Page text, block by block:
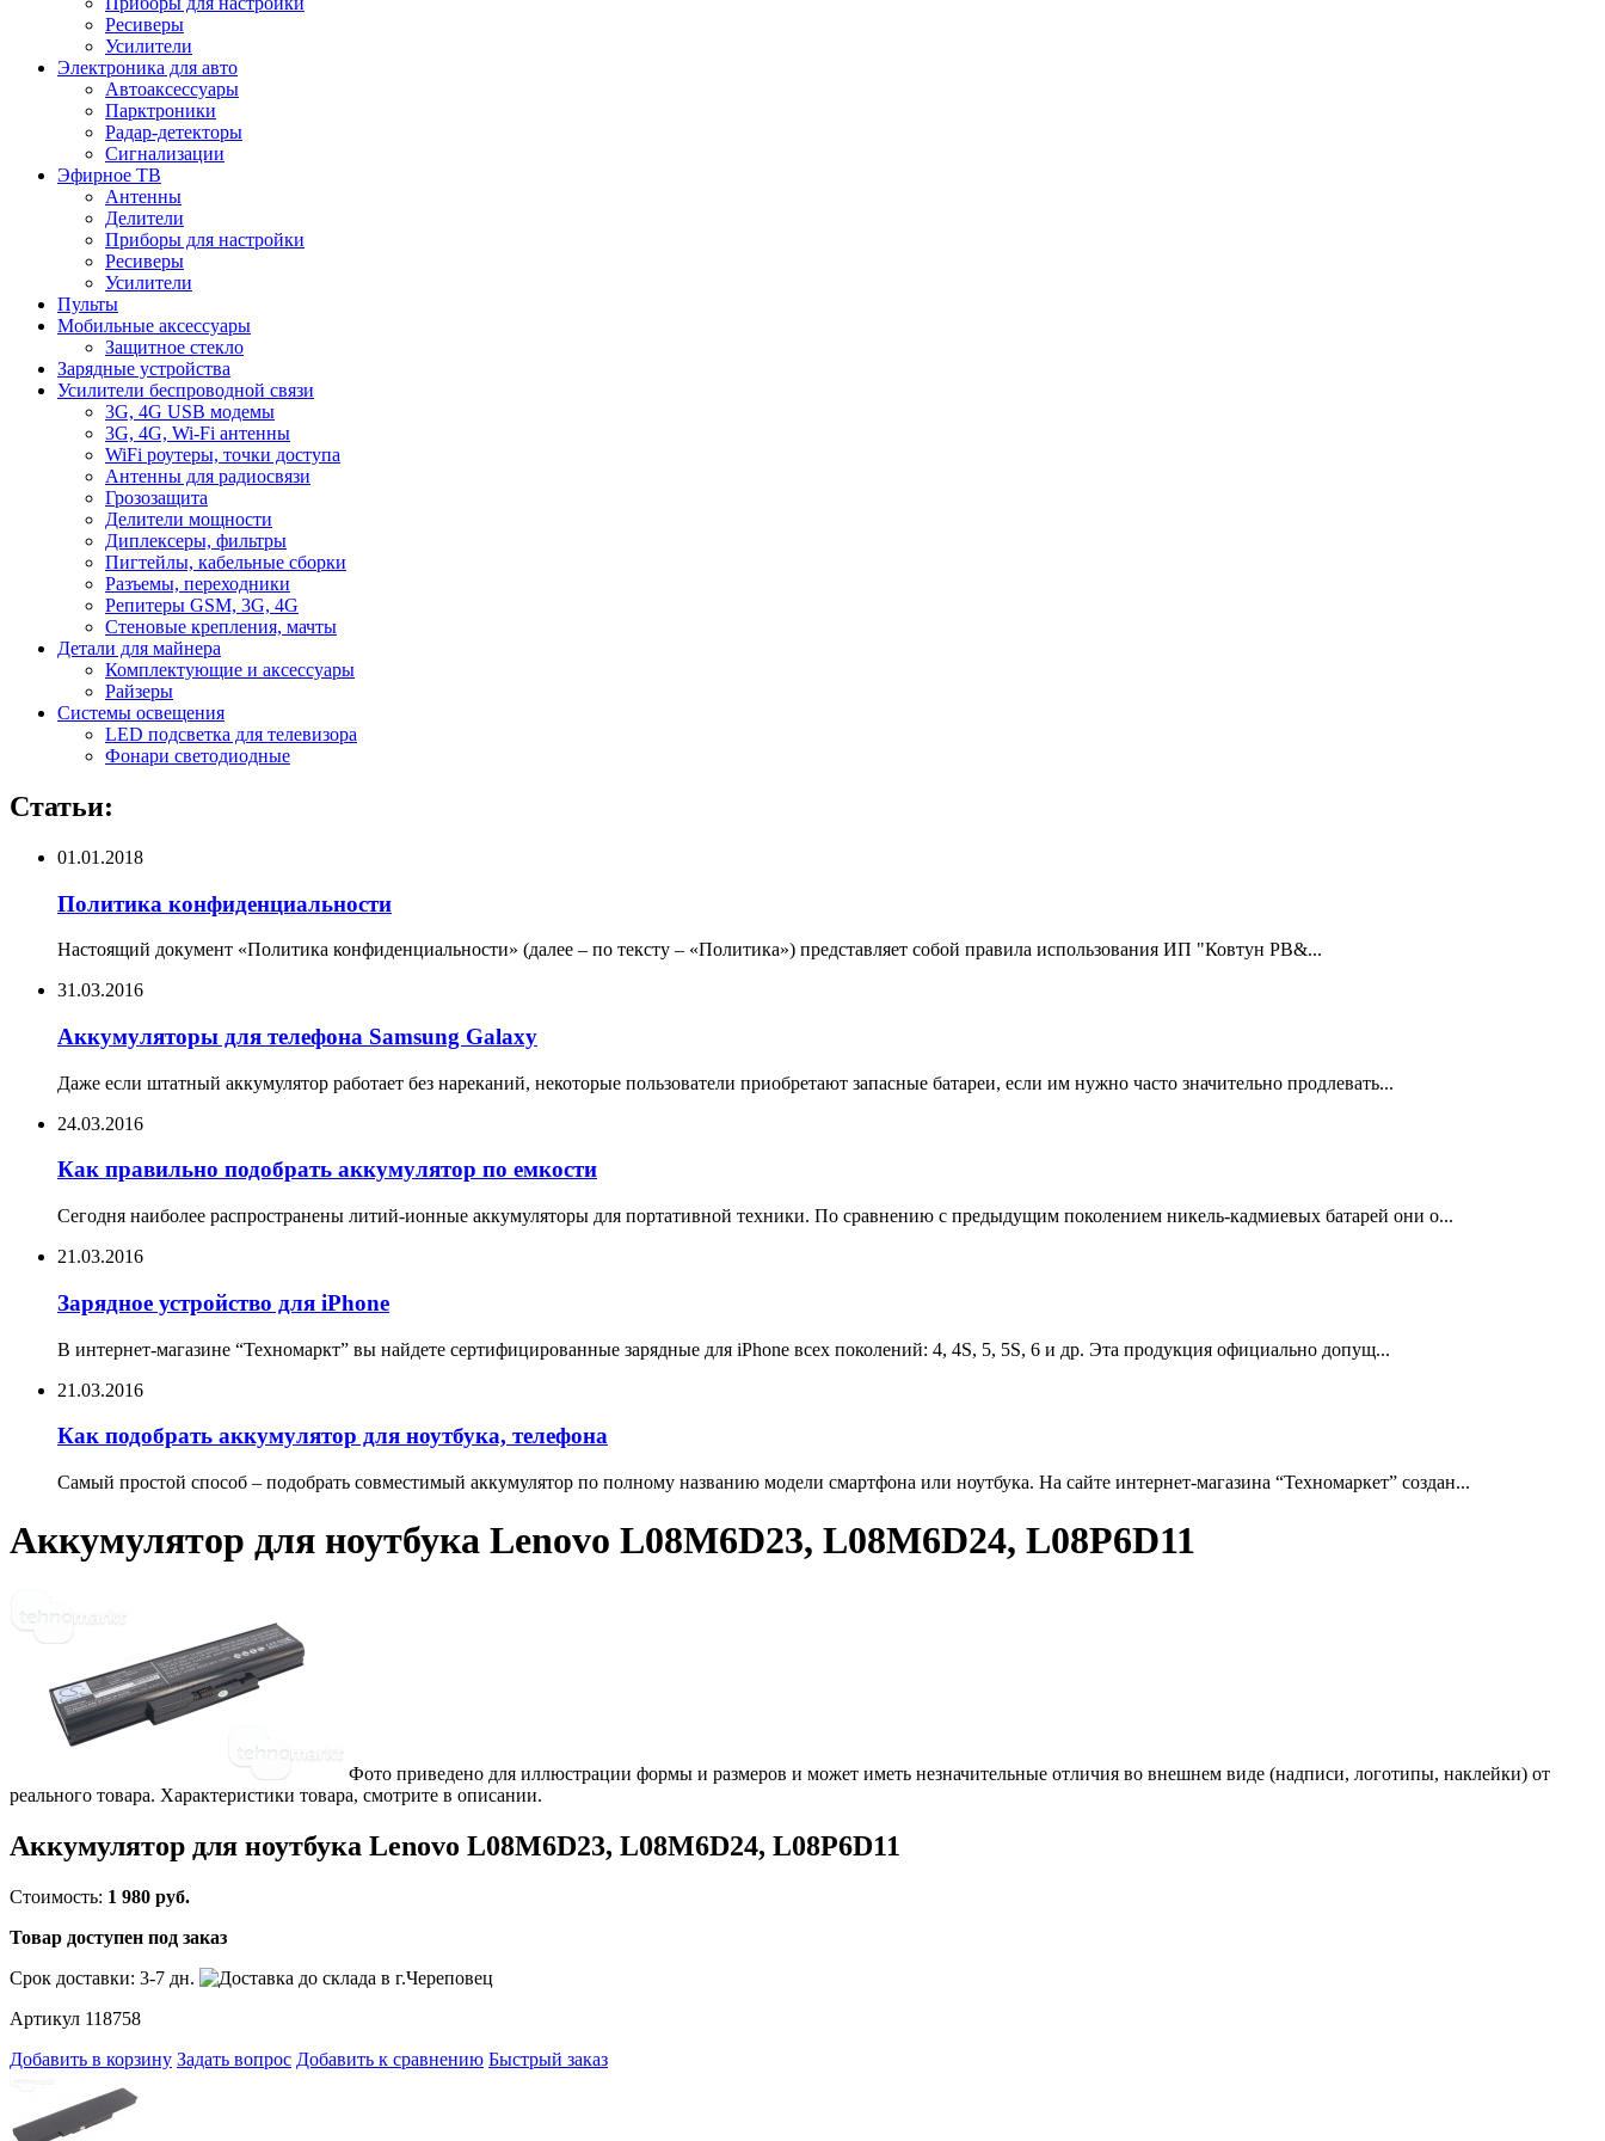
Ресиверы
Усилители
Электроника для авто
Автоаксессуары
Парктроники
Радар-детекторы
Сигнализации
Эфирное ТВ
Антенны
Делители
Приборы для настройки
Ресиверы
Усилители
Пульты
Мобильные аксессуары
Защитное стекло
Зарядные устройства
Усилители беспроводной связи
3G, 4G USB модемы
3G, 4G, Wi-Fi антенны
WiFi роутеры, точки доступа
Антенны для радиосвязи
Грозозащита
Делители мощности
Диплексеры, фильтры
Пигтейлы, кабельные сборки
Разъемы, переходники
Репитеры GSM, 3G, 4G
Стеновые крепления, мачты
Детали для майнера
Комплектующие и аксессуары
Райзеры
Системы освещения
LED подсветка для телевизора
Фонари светодиодные
Статьи:
01.01.2018
Политика конфиденциальности
Настоящий документ «Политика конфиденциальности» (далее – по тексту – «Политика») представляет собой правила использования ИП "Ковтун РВ&...
31.03.2016
Аккумуляторы для телефона Samsung Galaxy
Даже если штатный аккумулятор работает без нареканий, некоторые пользователи приобретают запасные батареи, если им нужно часто значительно продлевать...
24.03.2016
Как правильно подобрать аккумулятор по емкости
Сегодня наиболее распространены литий-ионные аккумуляторы для портативной техники. По сравнению с предыдущим поколением никель-кадмиевых батарей они о...
21.03.2016
Зарядное устройство для iPhone
В интернет-магазине “Техномаркт” вы найдете сертифицированные зарядные для iPhone всех поколений: 4, 4S, 5, 5S, 6 и др. Эта продукция официально допущ...
21.03.2016
Как подобрать аккумулятор для ноутбука, телефона
Самый простой способ – подобрать совместимый аккумулятор по полному названию модели смартфона или ноутбука. На сайте интернет-магазина “Техномаркет” создан...
Аккумулятор для ноутбука Lenovo L08M6D23, L08M6D24, L08P6D11
Фото приведено для иллюстрации формы и размеров и может иметь незначительные отличия во внешнем виде (надписи, логотипы, наклейки) от
реального товара. Характеристики товара, смотрите в описании.
Аккумулятор для ноутбука Lenovo L08M6D23, L08M6D24, L08P6D11
Стоимость: 1 980 руб.
Товар доступен под заказ
Срок доставки: 3-7 дн.
Артикул 118758
Добавить в корзину Задать вопрос Добавить к сравнению Быстрый заказ